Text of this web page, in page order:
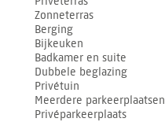
Zonneterras
Berging
Bijkeuken
Badkamer en suite
Dubbele beglazing
Privétuin
Meerdere parkeerplaatsen
Privéparkeerplaats